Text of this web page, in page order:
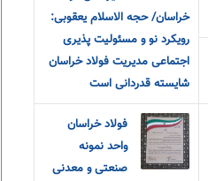
خراسان/ حجه الاسلام یعقوبی:
رویکرد نو و مسئولیت پذیری
اجتماعی مدیریت فولاد خراسان
شایسته قدردانی است
فولاد خراسان
واحد نمونه
صنعتی و معدنی